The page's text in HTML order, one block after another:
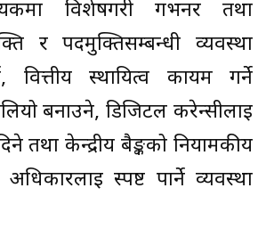
विशेषगरी गभर्नर तथा
र पदमुक्तिसम्बन्धी व्यवस्था
वित्तीय स्थायित्व कायम गर्ने
बनाउने, डिजिटल करेन्सीलाई
तथा केन्द्रीय बैङ्कको नियामकीय
स्पष्ट पार्ने व्यवस्था